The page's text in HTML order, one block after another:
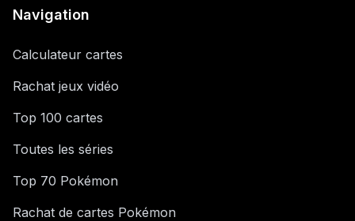
Navigation
Calculateur cartes
Rachat jeux vidéo
Top 100 cartes
Toutes les séries
Top 70 Pokémon
Rachat de cartes Pokémon